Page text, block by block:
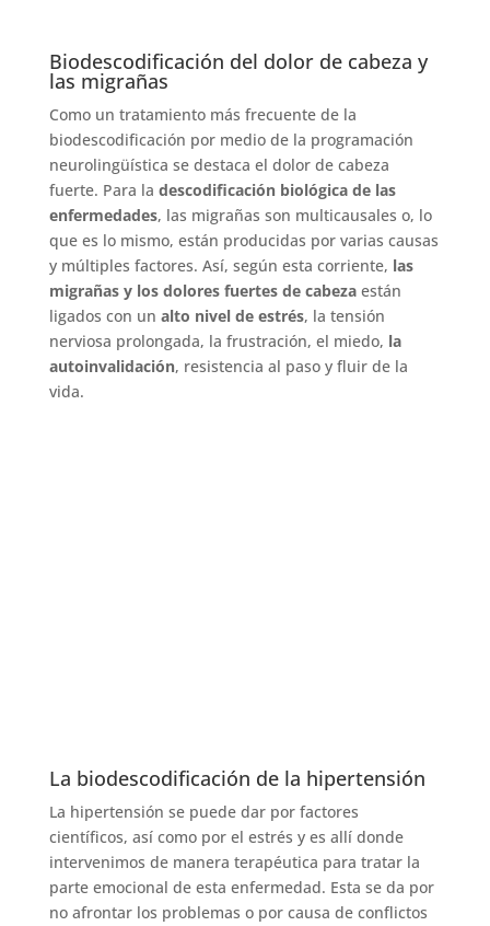
Biodescodificación del dolor de cabeza y
las migrañas
Como un tratamiento más frecuente de la
biodescodificación por medio de la programación
neurolingüística se destaca el dolor de cabeza
fuerte. Para la descodificación biológica de las
enfermedades, las migrañas son multicausales o, lo
que es lo mismo, están producidas por varias causas
y múltiples factores. Así, según esta corriente, las
migrañas y los dolores fuertes de cabezaestán
ligados con un alto nivel de estrés, la tensión
nerviosa prolongada, la frustración, el miedo, la
autoinvalidación, resistencia al paso y fluir de la
vida.
La biodescodificación de la hipertensión
La hipertensión se puede dar por factores
científicos, así como por el estrés y es allí donde
intervenimos de manera terapéutica para tratar la
parte emocional de esta enfermedad. Esta se da por
no afrontar los problemas o por causa de conflictos